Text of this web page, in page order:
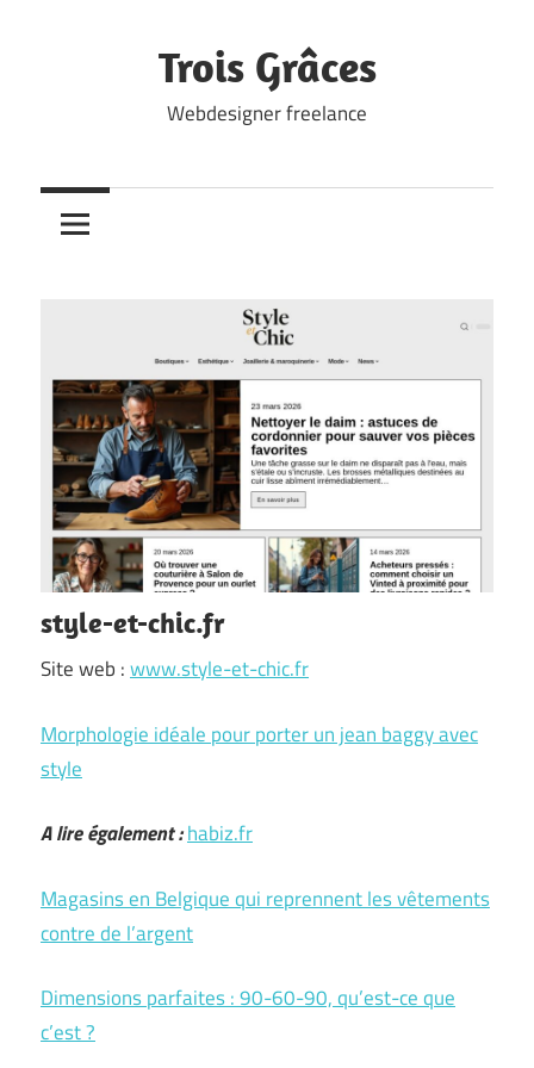
Trois Grâces
Webdesigner freelance
style-et-chic.fr
Site web :www.style-et-chic.fr
Morphologie idéale pour porter un jean baggy avec
style
A lire également :habiz.fr
Magasins en Belgique qui reprennent les vêtements
contre de l’argent
Dimensions parfaites : 90-60-90, qu’est-ce que
c’est ?